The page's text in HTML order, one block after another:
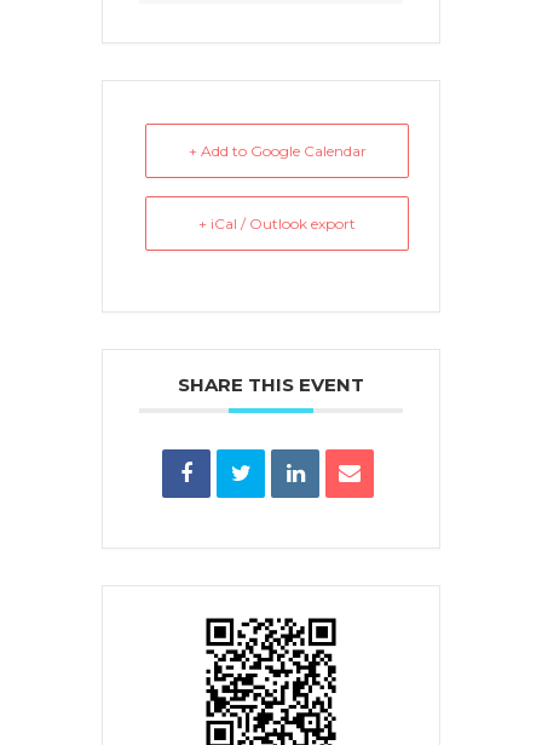
+ Add to Google Calendar
+ iCal / Outlook export
SHARE THIS EVENT